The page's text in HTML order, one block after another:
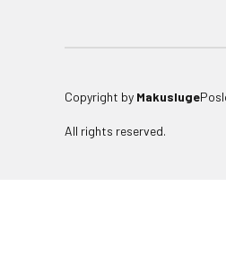
Copyright by Makusluge
All rights reserved.